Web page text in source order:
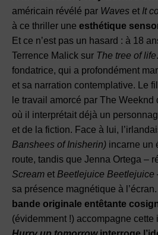
américain révélé par Waves et It
à ce thriller une esthétique
Et ce n’est pas un hasard : à 18
Terrence Malick sur The tree of life
fondatrice, qui a profondément
et sa narration contemplative. Le
le travail amorcé par The Weeknd
où il interprétait déjà un
et de la fiction. Face à lui,
Banshees of Inisherin) incarne un
route, tandis que Jenna Ortega –
Scream et Beetlejuice Beetlejuice
sa présence magnétique à
bande originale entêtante
(évidemment !) accompagne cette